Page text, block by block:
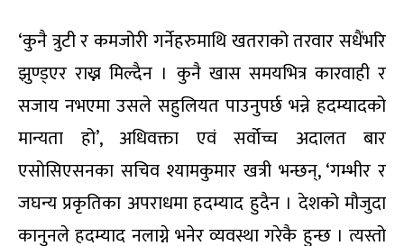
‘कुनै त्रुटी र कमजोरी गर्नेहरुमाथि खतराको तरवार सधैंभरि
झुण्ड्एर राख्न मिल्दैन । कुनै खास समयभित्र कारवाही र
सजाय नभएमा उसले सहुलियत पाउनुपर्छ भन्ने हदम्यादको
मान्यता हो’, अधिवक्ता एवं सर्वोच्च अदालत बार
एसोसिएसनका सचिव श्यामकुमार खत्री भन्छन्, ‘गम्भीर र
जघन्य प्रकृतिका अपराधमा हदम्याद हुदैन । देशको मौजुदा
कानुनले हदम्याद नलाग्ने भनेर व्यवस्था गरेकै हुन्छ । त्यस्तो